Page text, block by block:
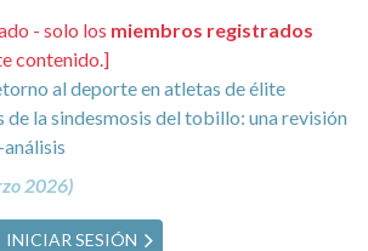
- solo los miembros registrados
contenido.]
al deporte en atletas de élite
de la sindesmosis del tobillo: una revisión
2026)
INICIAR SESIÓN